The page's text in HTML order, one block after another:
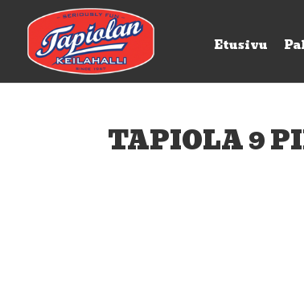
Etusivu
TAPIOLA 9